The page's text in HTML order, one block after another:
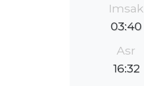
Imsak
03:40
Asr
16:32